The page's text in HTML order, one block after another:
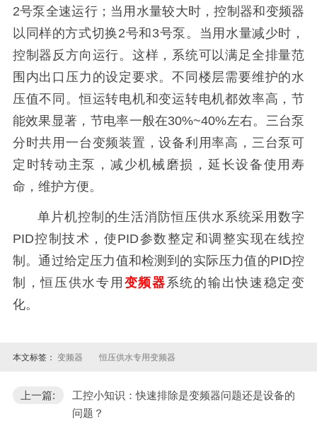
2号泵全速运行；当用水量较大时，控制器和变频器
以同样的方式切换2号和3号泵。当用水量减少时，
控制器反方向运行。这样，系统可以满足全排量范
围内出口压力的设定要求。不同楼层需要维护的水
压值不同。恒运转电机和变运转电机都效率高，节
能效果显著，节电率一般在30%~40%左右。三台泵
分时共用一台变频装置，设备利用率高，三台泵可
定时转动主泵，减少机械磨损，延长设备使用寿
命，维护方便。
单片机控制的生活消防恒压供水系统采用数字
PID控制技术，使PID参数整定和调整实现在线控
制。通过给定压力值和检测到的实际压力值的PID控
制，恒压供水专用 变频器系统的输出快速稳定变
化。
本文标签： 变频器 恒压供水专用变频器
上一篇:
工控小知识：快速排除是变频器问题还是设备的
问题？